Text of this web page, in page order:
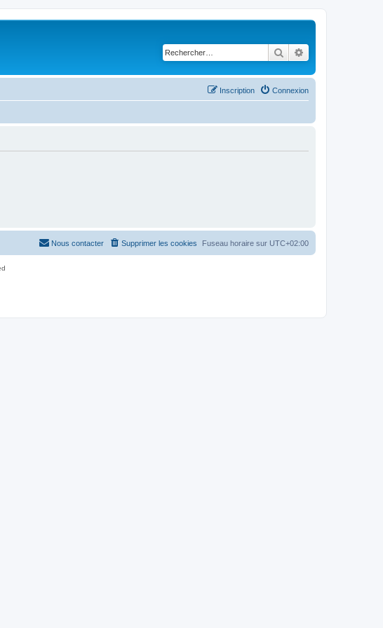
Rechercher
Connexion
Inscription
Fuseau horaire sur UTC+02:00
Supprimer les cookies
Nous contacter